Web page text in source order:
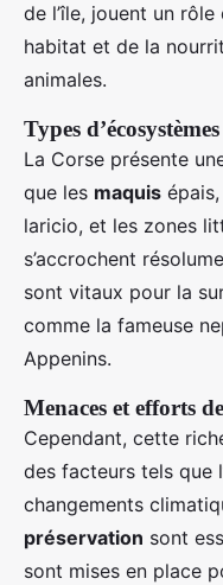
de l’île, jouent un
habitat et de la
animales.
Types
La Corse présente
que les maquis
laricio, et les zones
s’accrochent
sont vitaux pour la
comme la fameuse
Appenins.
Menaces et efforts
Cependant, cette
des facteurs tels que
changements
préservation sont
sont mises en place